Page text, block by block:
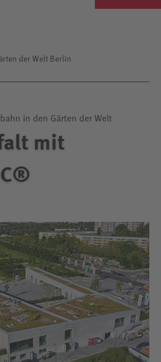
der Welt Berlin
in den Gärten der Welt
mit